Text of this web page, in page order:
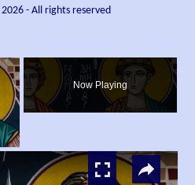
2026- All rights reserved
×
Now Playing
×